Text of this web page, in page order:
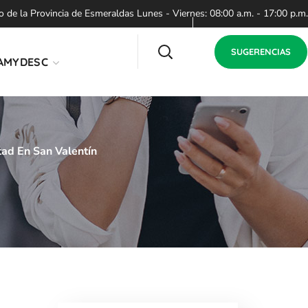
la Provincia de Esmeraldas Lunes - Viernes: 08:00 a.m. - 17:00 p.m.
SUGERENCIAS
En San Valentín